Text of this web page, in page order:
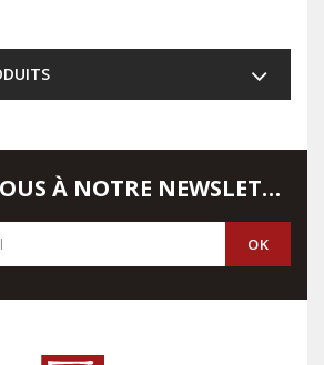
INSCRIVEZ-VOUS À NOTRE NEWSLETTER